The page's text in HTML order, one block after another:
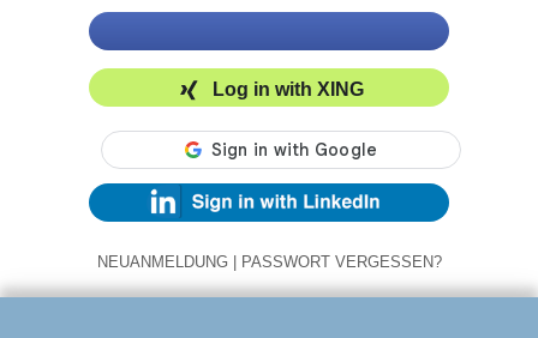
Log in with XING
NEUANMELDUNG | PASSWORT VERGESSEN?